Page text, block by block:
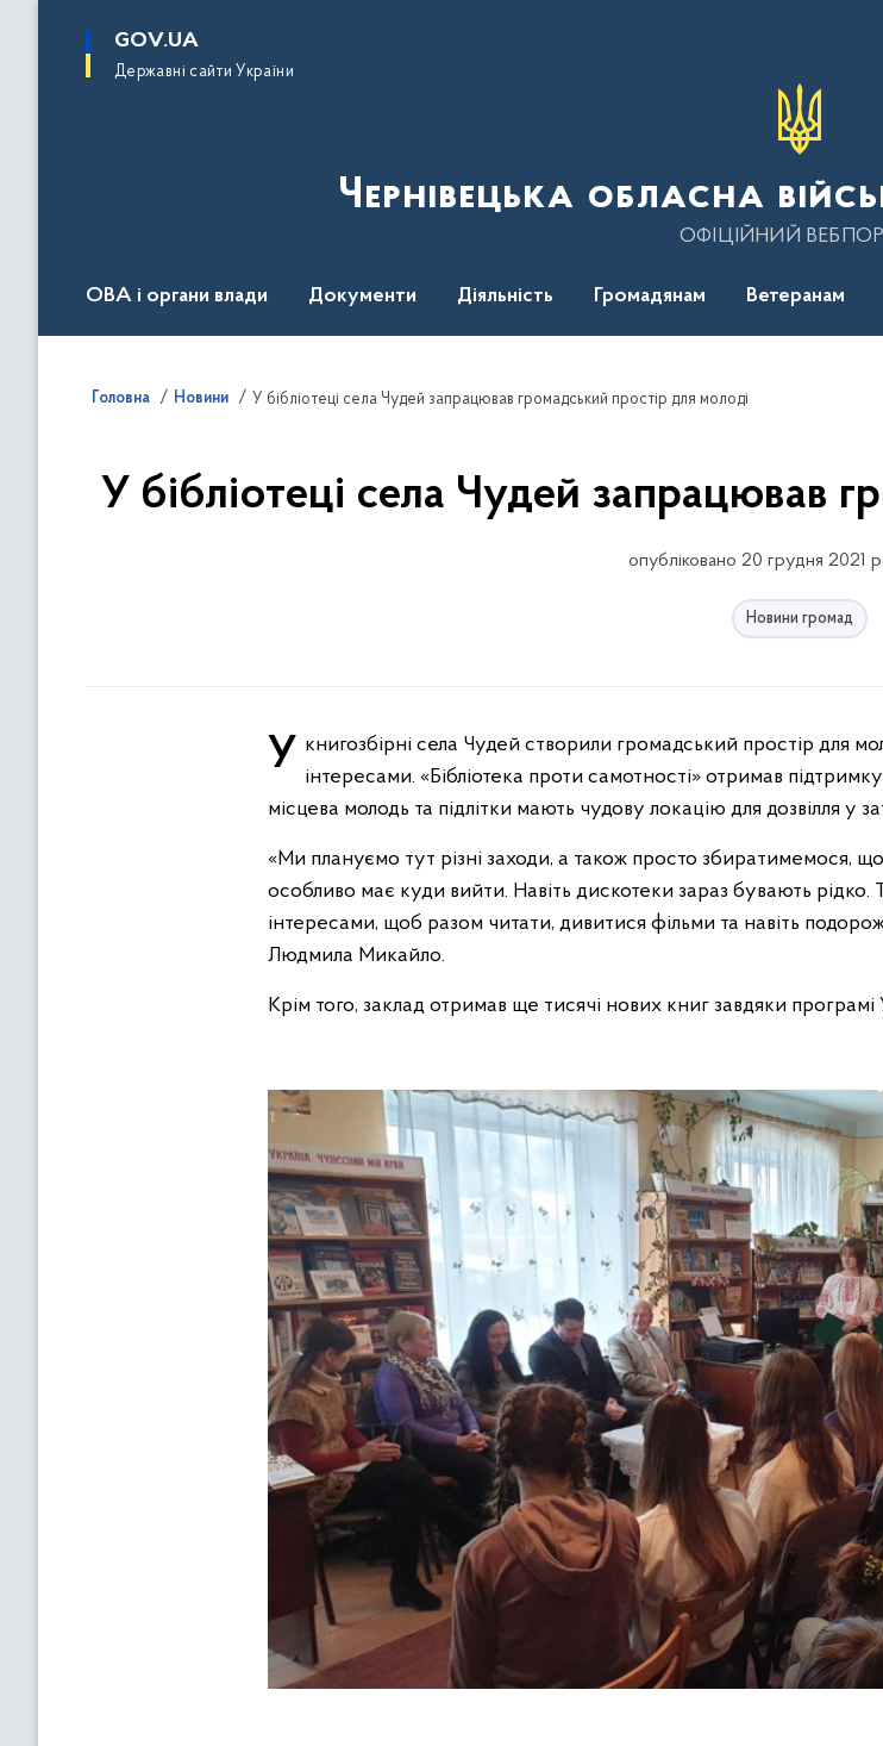
основного
GOV.UA
Державні сайти України
Чернівецька обласна
ОФІЦІЙНИЙ
ОВА і органи влади Документи Діяльність Громадянам Ветеранам
Головна Новини У бібліотеці села Чудей запрацював громадський простір для молоді
У бібліотеці села Чудей запрацював
опубліковано 20 грудня 2021
Новини громад
У книгозбірні села Чудей створили громадський простір для молоді та юнацтва, де працюватиме клуб за інтересами. «Бібліотека проти самотності» отримав
місцева молодь та підлітки мають чудову локацію для дозвілля у
«Ми плануємо тут різні заходи, а також просто збиратимемося,
особливо має куди вийти. Навіть дискотеки зараз бувають
інтересами, щоб разом читати, дивитися фільми та навіть
Людмила Микайло.
Крім того, заклад отримав ще тисячі нових книг завдяки програмі